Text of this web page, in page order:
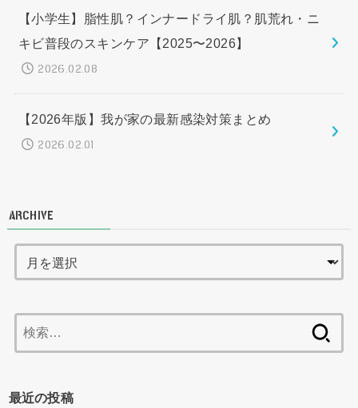
【小学生】脂性肌？インナードライ肌？肌荒れ・ニ
キビ普段のスキンケア【2025〜2026】
2026.02.08
【2026年版】我が家の最新感染対策まとめ
2026.02.01
ARCHIVE
索:
最近の投稿